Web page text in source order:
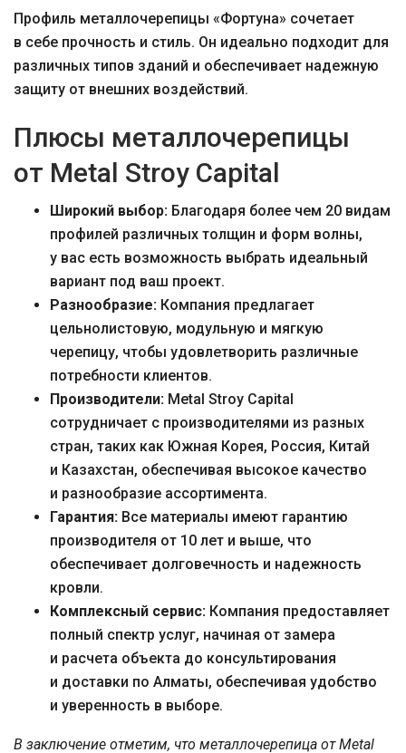
Профиль металлочерепицы «Фортуна» сочетает
в себе прочность и стиль. Он идеально подходит для
различных типов зданий и обеспечивает надежную
защиту от внешних воздействий.
Плюсы металлочерепицы
от Metal Stroy Capital
Широкий выбор: Благодаря более чем 20 видам
профилей различных толщин и форм волны,
у вас есть возможность выбрать идеальный
вариант под ваш проект.
Разнообразие: Компания предлагает
цельнолистовую, модульную и мягкую
черепицу, чтобы удовлетворить различные
потребности клиентов.
Производители: Metal Stroy Capital
сотрудничает с производителями из разных
стран, таких как Южная Корея, Россия, Китай
и Казахстан, обеспечивая высокое качество
и разнообразие ассортимента.
Гарантия: Все материалы имеют гарантию
производителя от 10 лет и выше, что
обеспечивает долговечность и надежность
кровли.
Комплексный сервис: Компания предоставляет
полный спектр услуг, начиная от замера
и расчета объекта до консультирования
и доставки по Алматы, обеспечивая удобство
и уверенность в выборе.
В заключение отметим, что металлочерепица от Metal